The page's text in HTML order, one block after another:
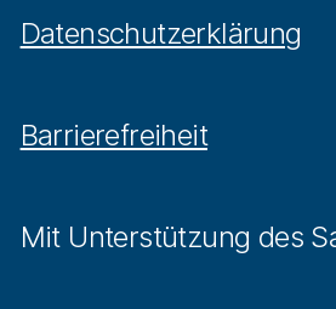
Datenschutzerklärung
Barrierefreiheit
Mit Unterstützung des